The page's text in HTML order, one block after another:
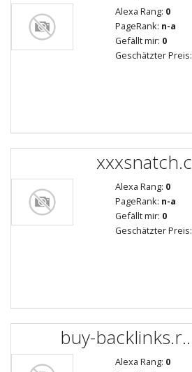
Alexa Rang: 0
PageRank: n-a
Gefällt mir: 0
Geschätzter Preis:
Alexa Rang: 0
PageRank: n-a
Gefällt mir: 0
Geschätzter Preis:
buy-
Alexa Rang: 0